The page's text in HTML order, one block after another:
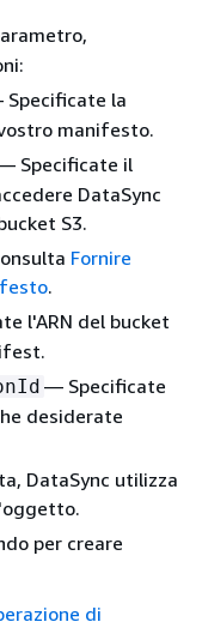
la
manifesto.
Specificate il
DataSync
S3.
Fornire
.
l'ARN del bucket
— Specificate
desiderate
DataSync utilizza
per creare
di